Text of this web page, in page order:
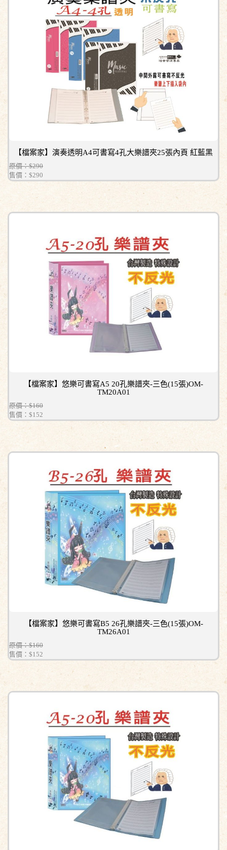
【檔案家】演奏透明A4可書寫4孔大樂譜夾25張內頁 紅藍黑
原價：$290
售價： $290
【檔案家】悠樂可書寫A5 20孔樂譜夾-三色(15張)OM-
TM20A01
原價：$160
售價： $152
【檔案家】悠樂可書寫B5 26孔樂譜夾-三色(15張)OM-
TM26A01
原價：$160
售價： $152